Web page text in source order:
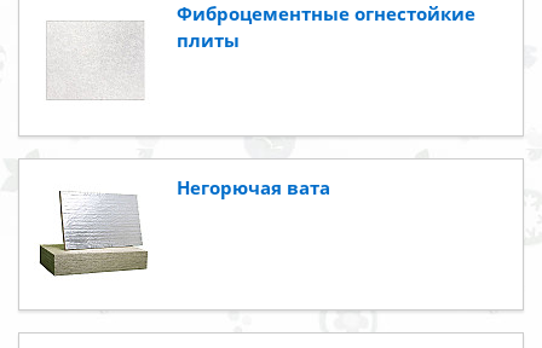
Фиброцементные огнестойкие
плиты
Негорючая вата